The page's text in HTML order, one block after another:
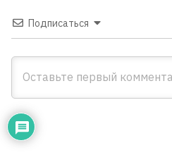
Подписаться